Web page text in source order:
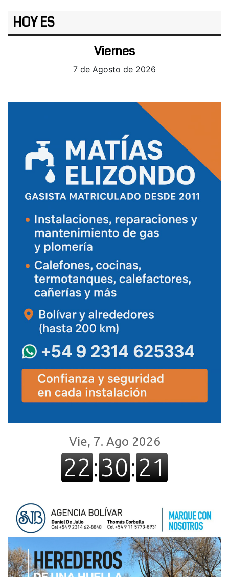
HOY ES
Viernes
7 de Agosto de 2026